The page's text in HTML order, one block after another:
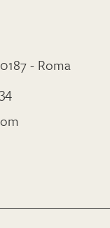
- Roma